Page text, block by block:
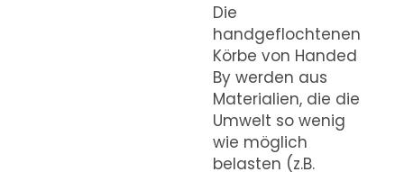
Die
handgeflochtenen
Körbe von Handed
By werden aus
Materialien, die die
Umwelt so wenig
wie möglich
belasten (z.B.